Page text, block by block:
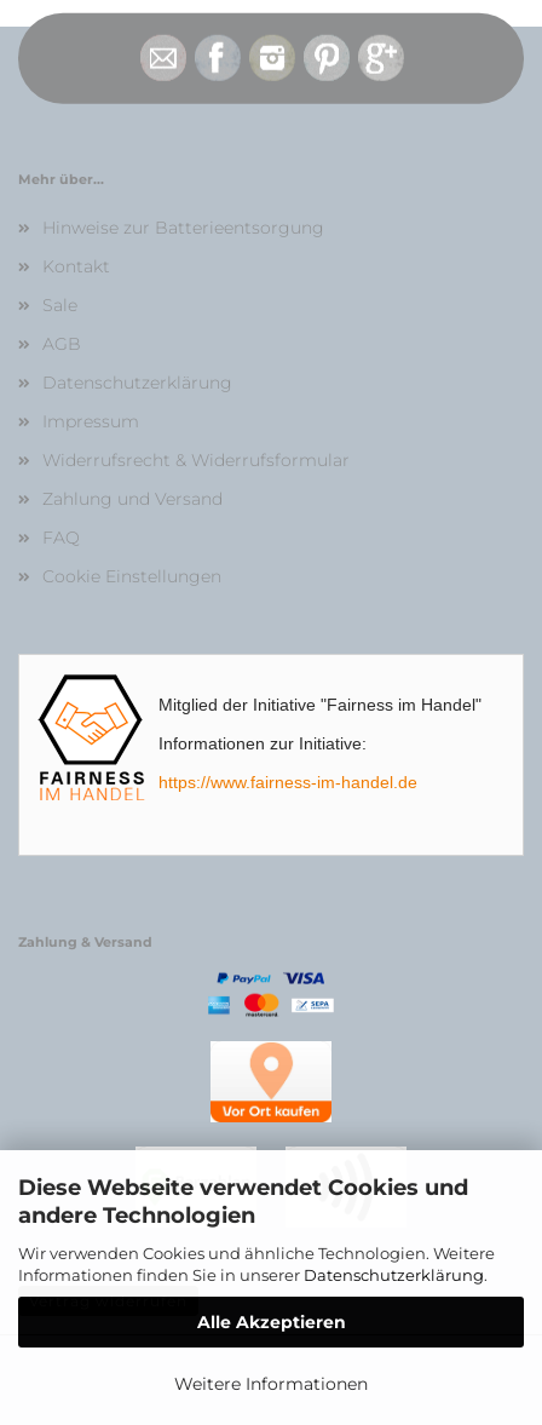
Diese Webseite verwendet Cookies und
andere Technologien
Wir verwenden Cookies und ähnliche Technologien. Weitere
Informationen finden Sie in unserer Datenschutzerklärung.
Alle Akzeptieren
Weitere Informationen
Mehr über...
Hinweise zur Batterieentsorgung
Kontakt
Sale
AGB
Datenschutzerklärung
Impressum
Widerrufsrecht & Widerrufsformular
Zahlung und Versand
FAQ
Cookie Einstellungen
Mitglied der Initiative "Fairness im Handel"
Informationen zur Initiative:
https://www.fairness-im-handel.de
Zahlung & Versand
Vertrag widerrufen